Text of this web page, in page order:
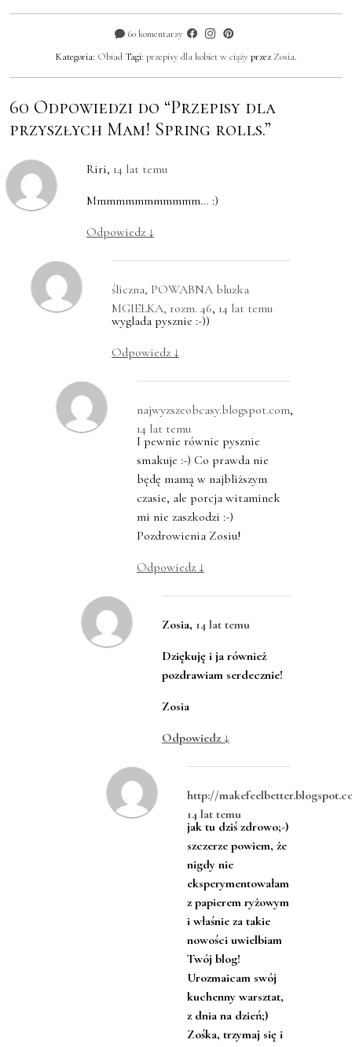
60 komentarzy
Kategoria: Obiad Tagi: przepisy dla kobiet w ciążyprzez Zosia.
60 Odpowiedzi do “Przepisy dla
przyszłych Mam! Spring rolls.”
Riri, 14 lat temu
Mmmmmmmmmmmm… :)
Odpowiedz ↓
śliczna, POWABNA bluzka
MGIEŁKA, rozm. 46, 14 lat temu
wyglada pysznie :-))
Odpowiedz ↓
najwyzszeobcasy.blogspot.com,
14 lat temu
I pewnie równie pysznie
smakuje :-) Co prawda nie
będę mamą w najbliższym
czasie, ale porcja witaminek
mi nie zaszkodzi :-)
Pozdrowienia Zosiu!
Odpowiedz ↓
Zosia, 14 lat temu
Dziękuję i ja również
pozdrawiam serdecznie!
Zosia
Odpowiedz ↓
http://
14 lat temu
jak tu dziś zdrowo;-)
szczerze powiem, że
nigdy nie
eksperymentowałam
z papierem ryżowym
i właśnie za takie
nowości uwielbiam
Twój blog!
Urozmaicam swój
kuchenny warsztat,
z dnia na dzień;)
Zośka, trzymaj się i